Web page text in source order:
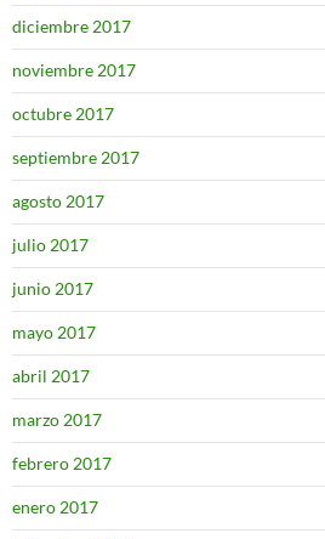
diciembre 2017
noviembre 2017
octubre 2017
septiembre 2017
agosto 2017
julio 2017
junio 2017
mayo 2017
abril 2017
marzo 2017
febrero 2017
enero 2017